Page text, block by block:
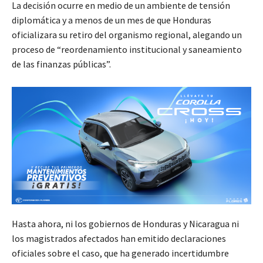
La decisión ocurre en medio de un ambiente de tensión
diplomática y a menos de un mes de que Honduras
oficializara su retiro del organismo regional, alegando un
proceso de “reordenamiento institucional y saneamiento
de las finanzas públicas”.
Hasta ahora, ni los gobiernos de Honduras y Nicaragua ni
los magistrados afectados han emitido declaraciones
oficiales sobre el caso, que ha generado incertidumbre